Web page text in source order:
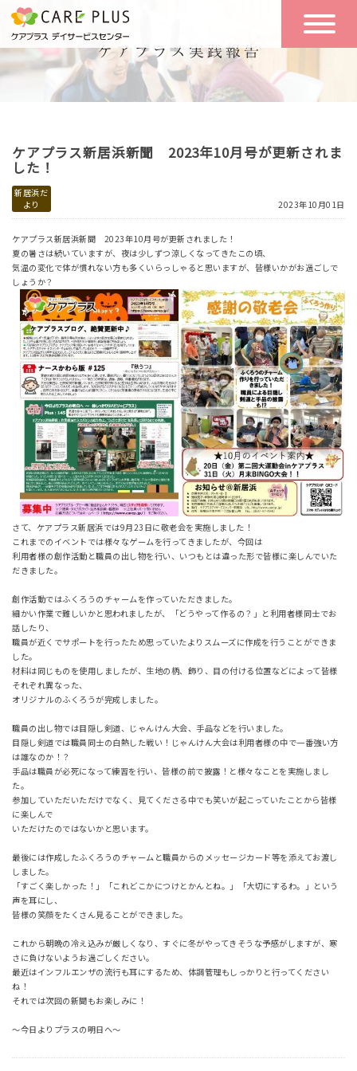
こんな方に
おすすめ
一日の流れ
一日体験
空き状況
リクルート
お問い合わせ
体験希望
ケアプラス新居浜新聞 2023年10月号が更新されま
した！
新居浜だ
より
2023年10月01日
ケアプラス新居浜新聞 2023年10月号が更新されました！
夏の暑さは続いていますが、夜は少しずつ涼しくなってきたこの頃、
気温の変化で体が慣れない方も多くいらっしゃると思いますが、皆様いかがお過ごしで
しょうか？
さて、ケアプラス新居浜では9月23日に敬老会を実施しました！
これまでのイベントでは様々なゲームを行ってきましたが、今回は
利用者様の創作活動と職員の出し物を行い、いつもとは違った形で皆様に楽しんでいた
だきました。
創作活動ではふくろうのチャームを作っていただきました。
細かい作業で難しいかと思われましたが、「どうやって作るの？」と利用者様同士でお
話したり、
職員が近くでサポートを行ったため思っていたよりスムーズに作成を行うことができま
した。
材料は同じものを使用しましたが、生地の柄、飾り、目の付ける位置などによって皆様
それぞれ異なった、
オリジナルのふくろうが完成しました。
職員の出し物では目隠し剣道、じゃんけん大会、手品などを行いました。
目隠し剣道では職員同士の白熱した戦い！じゃんけん大会は利用者様の中で一番強い方
は誰なのか！？
手品は職員が必死になって練習を行い、皆様の前で披露！と様々なことを実施しまし
た。
参加していただいただけでなく、見てくださる中でも笑いが起こっていたことから皆様
に楽しんで
いただけたのではないかと思います。
最後には作成したふくろうのチャームと職員からのメッセージカード等を添えてお渡し
しました。
「すごく楽しかった！」「これどこかにつけとかんとね。」「大切にするわ。」という
声を耳にし、
皆様の笑顔をたくさん見ることができました。
これから朝晩の冷え込みが厳しくなり、すぐに冬がやってきそうな予感がしますが、寒
さに負けないようお過ごしください。
最近はインフルエンザの流行も耳にするため、体調管理もしっかりと行ってください
ね！
それでは次回の新聞もお楽しみに！
～今日よりプラスの明日へ～